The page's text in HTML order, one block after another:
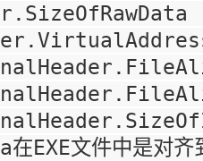
EXE文件中是